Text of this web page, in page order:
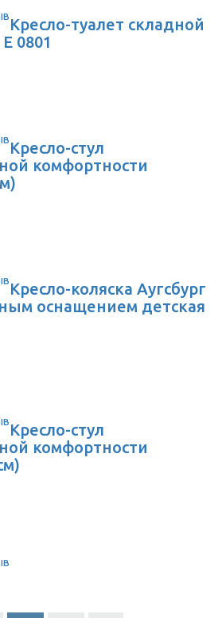
Кресло-туалет складной
0801
Кресло-стул
комфортности
Кресло-коляска Аугсбург
оснащением детская
Кресло-стул
комфортности